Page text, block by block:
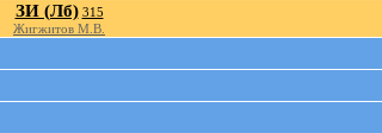
ЗИ (Лб) 315
Жигжитов М.В.